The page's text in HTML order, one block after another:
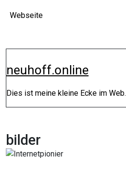
Inhalt
neuhoff.online
Dies ist meine kleine Ecke im Web.
bilder
Webseite